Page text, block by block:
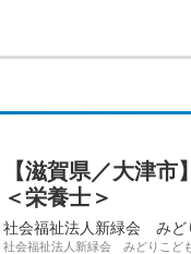
【滋賀県／大津
＜栄養士＞
社会福祉法人新緑会 みど
社会福祉法人新緑会 みどりこど